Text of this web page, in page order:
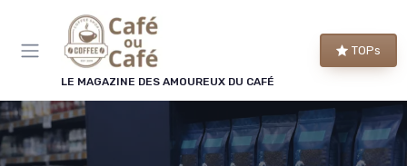
LE MAGAZINE DES AMOUREUX DU CAFÉ
TOPs
Panneau de gestion des cookies